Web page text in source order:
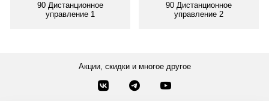
90 Дистанционное
управление 1
90 Дистанционное
управление 2
Акции, скидки и многое другое